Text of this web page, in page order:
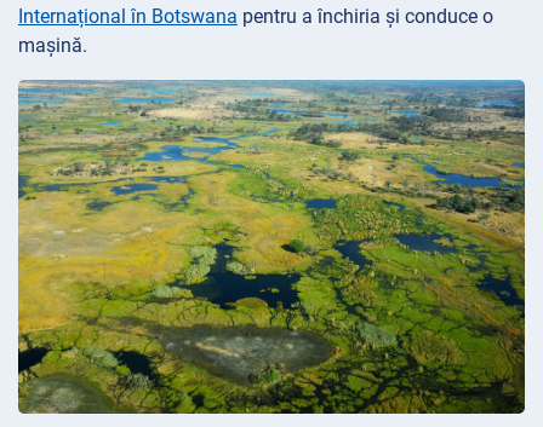
Internațional în Botswana pentru a închiria și conduce o
mașină.